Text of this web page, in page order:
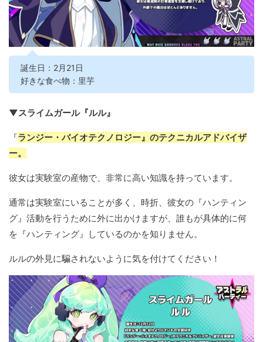
誕生日：2月21日
好きな食べ物：里芋
▼スライムガール『ルル』
『ランジー・バイオテクノロジー』のテクニカルアドバイザ
ー。
彼女は実験室の産物で、非常に高い知識を持っています。
通常は実験室にいることが多く、時折、彼女の『ハンティン
グ』活動を行うために外に出かけますが、誰もが具体的に何
を『ハンティング』しているのかを知りません。
ルルの外見に騙されないように気を付けてください！